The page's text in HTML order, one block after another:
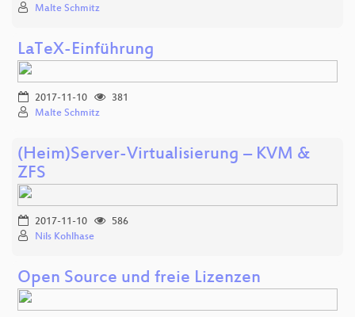
Malte Schmitz
LaTeX-Einführung
2017-11-10
381
Malte Schmitz
(Heim)Server-Virtualisierung – KVM &
ZFS
2017-11-10
586
Nils Kohlhase
Open Source und freie Lizenzen